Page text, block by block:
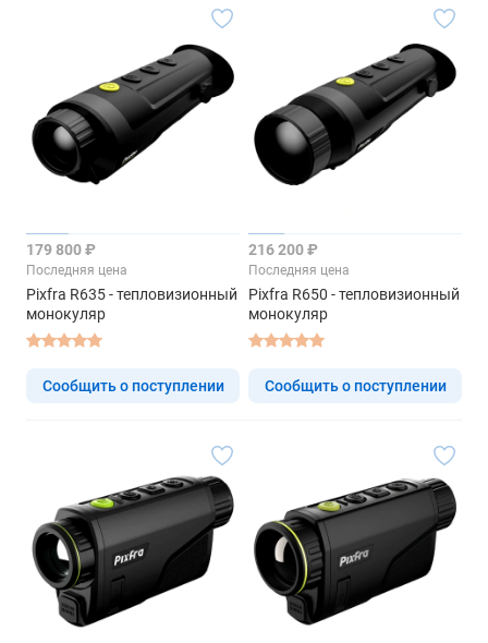
179 800 ₽
Последняя цена
Pixfra R635 - тепловизионный
монокуляр
Сообщить о поступлении
216 200 ₽
Последняя цена
Pixfra R650 - тепловизионный
монокуляр
Сообщить о поступлении